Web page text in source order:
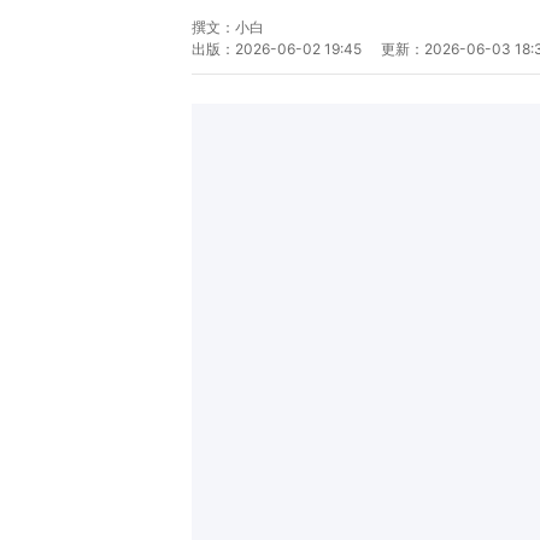
撰文： 小白
出版： 2026-06-02 19:45 更新： 2026-06-03